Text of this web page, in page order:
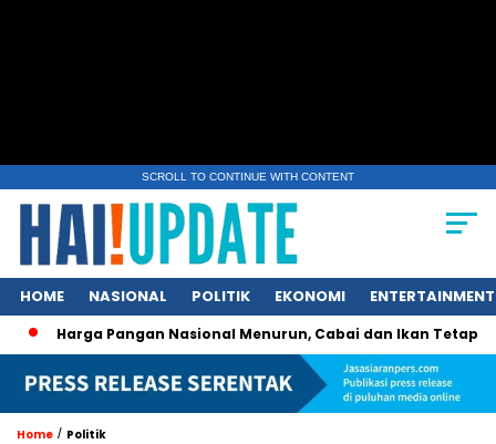
SCROLL TO CONTINUE WITH CONTENT
HOME NASIONAL POLITIK EKONOMI ENTERTAINMENT
Pangan Nasional Menurun, Cabai dan Ikan Tetap Picu
Home / Politik